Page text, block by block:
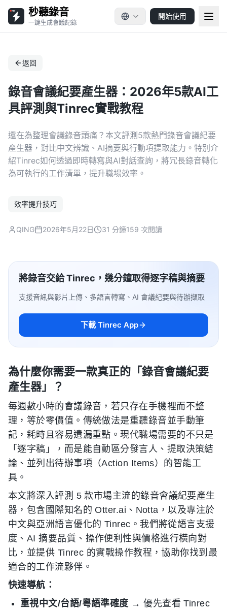
秒聽錄音
一鍵生成會議記錄
開始使用
返回
錄音會議紀要產生器：2026年5款AI工
具評測與Tinrec實戰教程
還在為整理會議錄音頭痛？本文評測5款熱門錄音會議紀要
產生器，對比中文辨識、AI摘要與行動項提取能力。特別介
紹Tinrec如何透過即時轉寫與AI對話查詢，將冗長錄音轉化
為可執行的工作清單，提升職場效率。
效率提升技巧
QING 2026年5月22日 31 分鐘159 次閱讀
將錄音交給 Tinrec，幾分鐘取得逐字稿與摘要
支援音訊與影片上傳、多語言轉寫、AI 會議紀要與待辦擷取
下載 Tinrec App
為什麼你需要一款真正的「錄音會議紀要
產生器」？
每週數小時的會議錄音，若只存在手機裡而不整
理，等於零價值。傳統做法是重聽錄音並手動筆
記，耗時且容易遺漏重點。現代職場需要的不只是
「逐字稿」，而是能自動區分發言人、提取決策結
論、並列出待辦事項（Action Items）的智能工
具。
本文將深入評測 5 款市場主流的錄音會議紀要產生
器，包含國際知名的 Otter.ai、Notta，以及專注於
中文與亞洲語言優化的 Tinrec。我們將從語言支援
度、AI 摘要品質、操作便利性與價格進行橫向對
比，並提供 Tinrec 的實戰操作教程，協助你找到最
適合的工作流夥伴。
快速導航：
重視中文/台語/粵語準確度 → 優先查看 Tinrec